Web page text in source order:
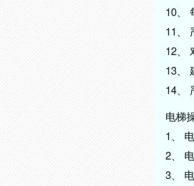
10、
11、
12、
13、
14、
电梯
1、
2、
3、